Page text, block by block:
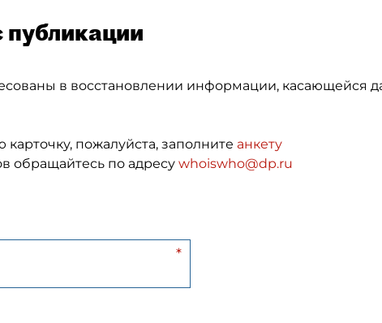
публикации
в восстановлении информации, касающейся
карточку, пожалуйста, заполните анкету
обращайтесь по адресу whoiswho@dp.ru